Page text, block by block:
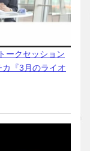
ークセッション
カ『3月のライオ